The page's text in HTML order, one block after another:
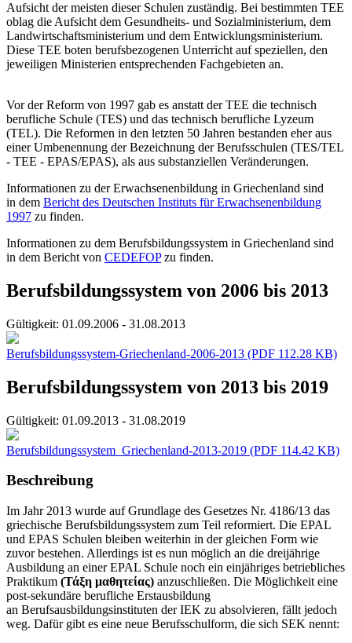
Aufsicht der meisten dieser Schulen zuständig. Bei bestimmten TEE
oblag die Aufsicht dem Gesundheits- und Sozialministerium, dem
Landwirtschafts­ministerium und dem Entwicklungs­ministerium.
Diese TEE boten berufsbezogenen Unterricht auf speziellen, den
jeweiligen Ministerien entsprechenden Fachgebieten an.
Vor der Reform von 1997 gab es anstatt der TEE die technisch
berufliche Schule (TES) und das technisch berufliche Lyzeum
(TEL). Die Reformen in den letzten 50 Jahren bestanden eher aus
einer Umbenennung der Bezeichnung der Berufsschulen (TES/TEL
- TEE - EPAS/EPAS), als aus substanziellen Veränderungen.
Informationen zu der Erwachsenenbildung in Griechenland sind
in dem Bericht des Deutschen Instituts für Erwachsenenbildung
1997 zu finden.
Informationen zu dem Berufsbildungssystem in Griechenland sind
in dem Bericht von CEDEFOPzu finden.
Berufsbildungssystem von 2006 bis 2013
Gültigkeit: 01.09.2006 - 31.08.2013
Berufsbildungssystem-Griechenland-2006-2013 (PDF 112.28 KB)
Berufsbildungssystem von 2013 bis 2019
Gültigkeit: 01.09.2013 - 31.08.2019
Berufsbildungssystem_Griechenland-2013-2019 (PDF 114.42 KB)
Beschreibung
Im Jahr 2013 wurde auf Grundlage des Gesetzes Nr. 4186/13 das
griechische Berufsbildungssystem zum Teil reformiert. Die EPAL
und EPAS Schulen bleiben weiterhin in der gleichen Form wie
zuvor bestehen. Allerdings ist es nun möglich an die dreijährige
Ausbildung an einer EPAL Schule noch ein einjähriges betriebliches
Praktikum (Τάξη μαθητείας) anzuschließen. Die Möglichkeit eine
post-sekundäre berufliche Erstausbildung
an Berufsausbildungsinstituten der IEK zu absolvieren, fällt jedoch
weg. Dafür gibt es eine neue Berufsschulform, die sich SEK nennt: